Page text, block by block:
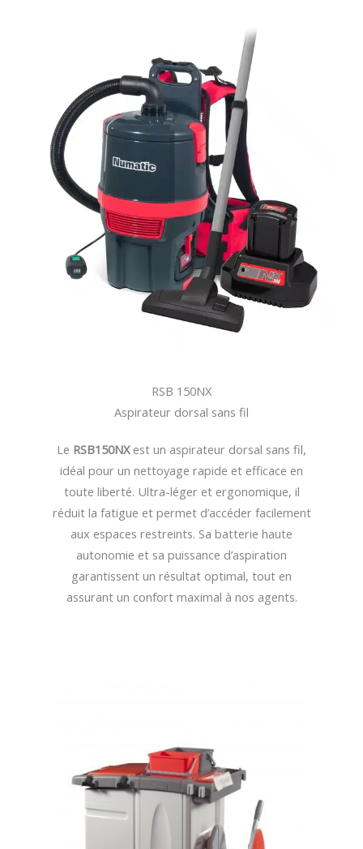
RSB 150NX
Aspirateur dorsal sans fil
Le RSB150NXest un aspirateur dorsal sans fil,
idéal pour un nettoyage rapide et efficace en
toute liberté. Ultra-léger et ergonomique, il
réduit la fatigue et permet d’accéder facilement
aux espaces restreints. Sa batterie haute
autonomie et sa puissance d’aspiration
garantissent un résultat optimal, tout en
assurant un confort maximal à nos agents.